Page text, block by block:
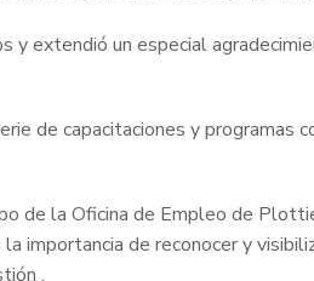
y extendió un especial
de capacitaciones y programas
de la Oficina de Empleo de
importancia de reconocer y
.